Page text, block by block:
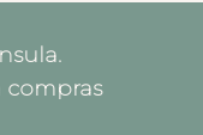
Península.